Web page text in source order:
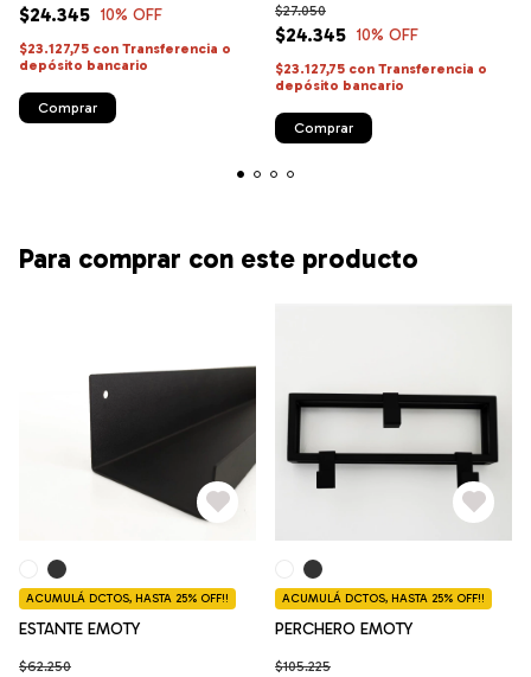
$24.345 10% OFF
$23.127,75 con Transferencia o
depósito bancario
Comprar
$24.345
$27.050
10% OFF
$23.127,75 con Transferencia o
depósito bancario
Comprar
Para comprar con este producto
ESTANTE EMOTY
$62.250
ACUMULÁ DCTOS, HASTA 25% OFF!!
PERCHERO EMOTY
$105.225
ACUMULÁ DCTOS, HASTA 25% OFF!!